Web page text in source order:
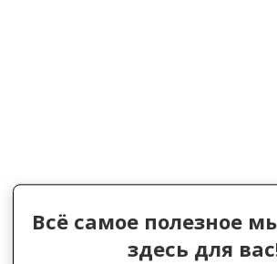
Всё самое полезное
здесь для